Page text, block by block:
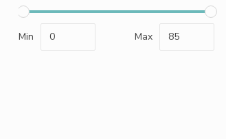
Min Max